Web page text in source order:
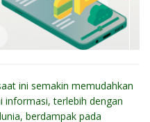
ini semakin memudahkan
informasi, terlebih dengan
berdampak pada